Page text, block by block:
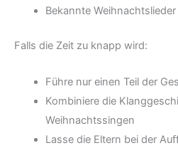
Bekannte
Falls die Zeit zu knapp wird:
Führe nur einen Teil der
Kombiniere die
Weihnachtssingen
Lasse die Eltern bei der